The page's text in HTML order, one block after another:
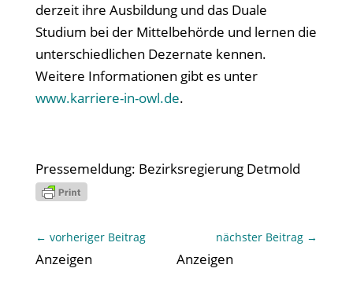
derzeit ihre Ausbildung und das Duale
Studium bei der Mittelbehörde und lernen die
unterschiedlichen Dezernate kennen.
Weitere Informationen gibt es unter
www.karriere-in-owl.de.
Pressemeldung: Bezirksregierung Detmold
← vorheriger Beitrag nächster Beitrag →
Anzeigen Anzeigen